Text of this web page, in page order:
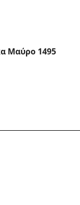
Μαύρο 1495